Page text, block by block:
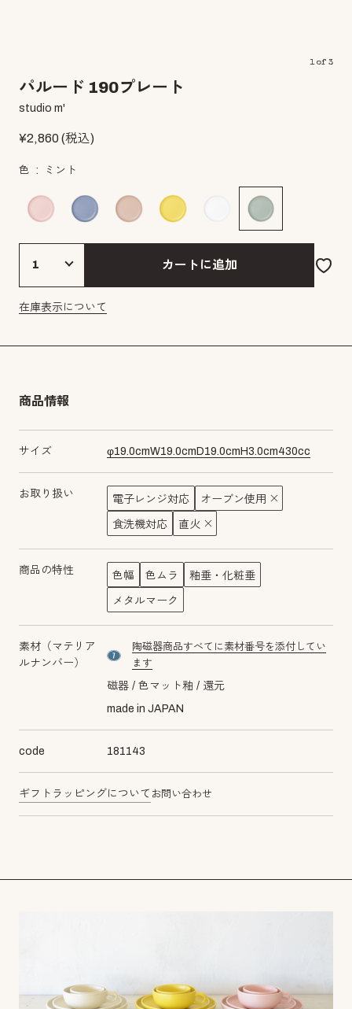
1of 3
パルード 190プレート
studio m'
¥2,860(税込)
色 ミント
カートに追加
在庫表示について
商品情報
サイズ φ19.0cmW19.0cm D19.0cm H3.0cm430cc
お取り扱い 電子レンジ対応 オーブン使用
食洗機対応 直火
商品の特性 色幅 色ムラ 釉垂・化粧垂
メタルマーク
素材（マテリア
ルナンバー）
material number7
陶磁器商品すべてに素材番号を添付してい
ます
磁器 色マット釉
還元
made in JAPAN
code 181143
ギフトラッピングについて お問い合わせ